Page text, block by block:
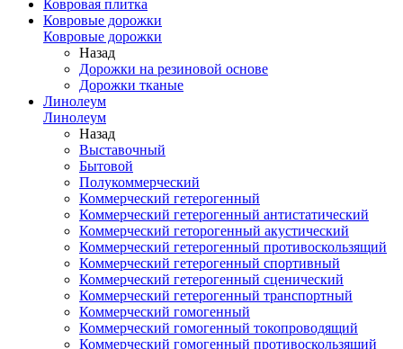
Ковровая плитка
Ковровые дорожки
Ковровые дорожки
Назад
Дорожки на резиновой основе
Дорожки тканые
Линолеум
Линолеум
Назад
Выставочный
Бытовой
Полукоммерческий
Коммерческий гетерогенный
Коммерческий гетерогенный антистатический
Коммерческий геторогенный акустический
Коммерческий гетерогенный противоскользящий
Коммерческий гетерогенный спортивный
Коммерческий гетерогенный сценический
Коммерческий гетерогенный транспортный
Коммерческий гомогенный
Коммерческий гомогенный токопроводящий
Коммерческий гомогенный противоскользящий